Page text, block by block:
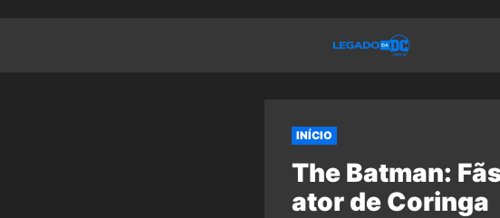
INÍCIO
The Batman:
ator de Coringa